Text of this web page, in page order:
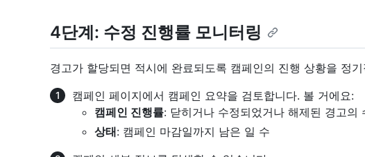
4단계: 수정 진행률 모니터링
경고가 할당되면 적시에 완료되도록 캠페인의 진행 상황을 정
캠페인 페이지에서 캠페인 요약을 검토합니다. 볼 거에요:
캠페인 진행률: 닫히거나 수정되었거나 해제된 경고
상태: 캠페인 마감일까지 남은 일 수